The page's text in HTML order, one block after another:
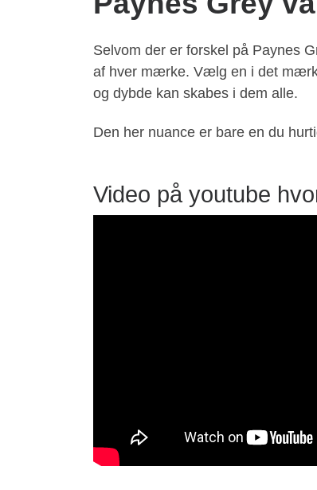
Selvom der er forskel på Paynes
af hver mærke. Vælg en i det
og dybde kan skabes i dem alle.
Den her nuance er bare en du
Video på youtube